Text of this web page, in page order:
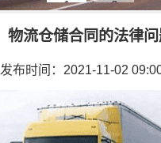
1 2
物流仓储合同的法律
发布时间：2021-11-02